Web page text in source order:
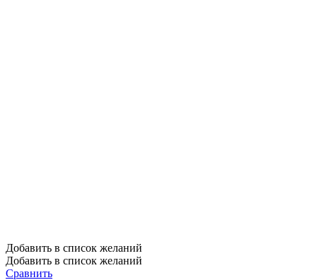
Добавить в список желаний
Добавить в список желаний
Сравнить